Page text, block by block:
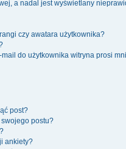
a nadal jest wyświetlany
czy awatara użytkownika?
do użytkownika witryna prosi
post?
postu?
ankiety?